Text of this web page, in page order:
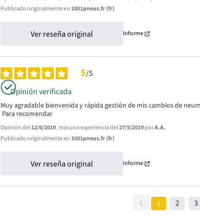
Publicado originalmente en1001pneus.fr (fr)
Ver reseña original Informe
5/5
Opinión verificada
Muy agradable bienvenida y rápida gestión de mis cambios de
Para recomendar
Opinión del12/6/2019, tras una experiencia del27/5/2019porA.A.
Publicado originalmente en1001pneus.fr (fr)
Ver reseña original Informe
1 2 3